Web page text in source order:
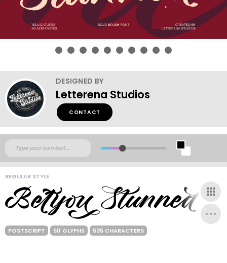
DESIGNED BY
Letterena Studios
CONTACT
REGULAR STYLE
POSTSCRIPT 511 GLYPHS 535 CHARACTERS